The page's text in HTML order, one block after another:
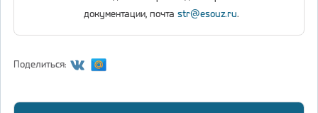
документации, почта str@esouz.ru.
Поделиться: